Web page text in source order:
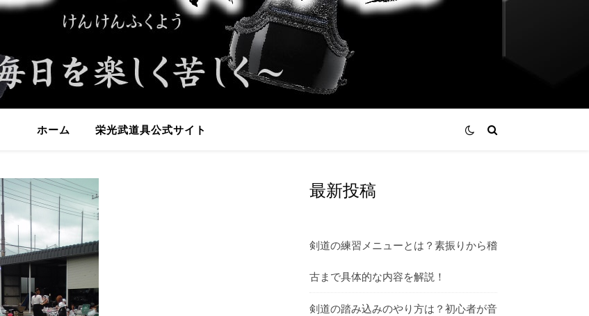
ホーム 栄光武道具公式サイト
最新投稿
剣道の練習メニューとは？素振りから稽
古まで具体的な内容を解説！
剣道の踏み込みのやり方は？初心者が音